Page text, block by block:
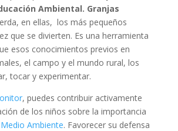
Ambiental. Granjas
en ellas, los más pequeños
que se divierten. Es una herramienta
esos conocimientos previos en
el campo y el mundo rural, los
tocar y experimentar.
, puedes contribuir activamente
de los niños sobre la importancia
Medio Ambiente. Favorecer su defensa